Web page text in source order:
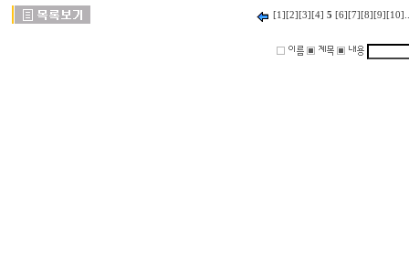
[1] [2] [3] [4] 5 [6] [7] [8] [9] [10]